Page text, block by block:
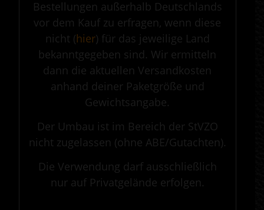
Bestellungen außerhalb Deutschlands
vor dem Kauf zu erfragen, wenn diese
nicht (hier) für das jeweilige Land
bekanntgegeben sind. Wir ermitteln
dann die aktuellen Versandkosten
anhand deiner Paketgröße und
Gewichtsangabe.
Der Umbau ist im Bereich der StVZO
nicht zugelassen (ohne ABE/Gutachten).
Die Verwendung darf ausschließlich
nur auf Privatgelände erfolgen.